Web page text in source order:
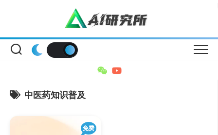
中医药知识普及
免费